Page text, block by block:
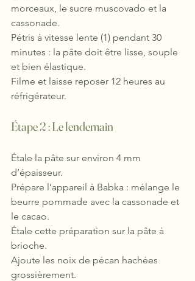
morceaux, le sucre muscovado et la
cassonade.
Pétris à vitesse lente (1) pendant 30
minutes : la pâte doit être lisse, souple
et bien élastique.
Filme et laisse reposer 12 heures au
réfrigérateur.
Étape 2 : Le lendemain
Étale la pâte sur environ 4 mm
d’épaisseur.
Prépare l’appareil à Babka : mélange le
beurre pommade avec la cassonade et
le cacao.
Étale cette préparation sur la pâte à
brioche.
Ajoute les noix de pécan hachées
grossièrement.